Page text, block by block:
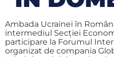
Ambada Ucrainei în
intermediul Secţiei
participare la Forumul
organizat de compania